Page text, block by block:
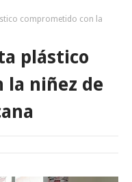
comprometido con la
plástico
la niñez de